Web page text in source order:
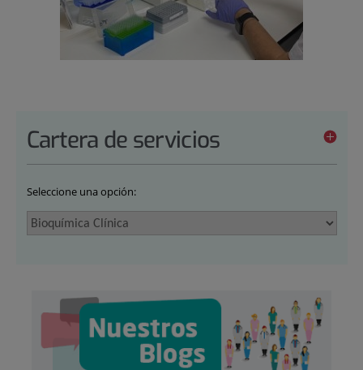
Cartera de servicios
Seleccione una opción: